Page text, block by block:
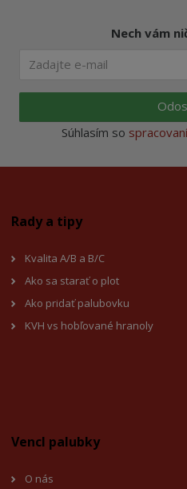
Nech vám
Súhlasím so
Rady a tipy
Kvalita A/B a B/C
Ako sa starať o plot
Ako pridať palubovku
KVH vs hobľované hranoly
Vencl palubky
O nás